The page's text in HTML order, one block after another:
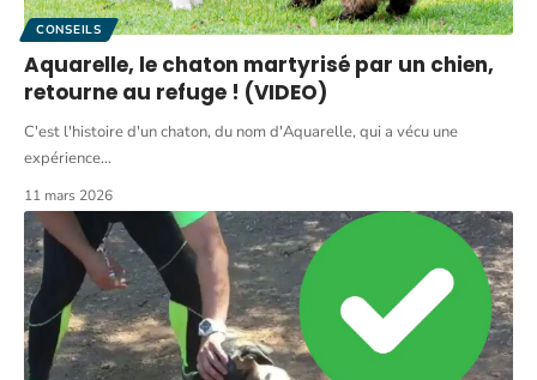
CONSEILS
Aquarelle, le chaton martyrisé par un chien,
retourne au refuge ! (VIDEO)
C'est l'histoire d'un chaton, du nom d'Aquarelle, qui a vécu une
expérience…
11 mars 2026